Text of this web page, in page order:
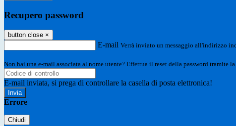
Recupero password
button close ×
E-mail Verrà inviato un messaggio all'indirizzo
Non hai una e-mail associata al nome utente? Effettua il reset della password tramite la
E-mail inviata, si prega di controllare la casella di posta elettronica!
Errore
Chiudi